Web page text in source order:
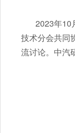
2023年10
技术分会共同
流讨论。中汽